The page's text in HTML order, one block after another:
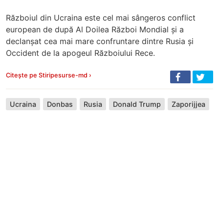
Războiul din Ucraina este cel mai sângeros conflict
european de după Al Doilea Război Mondial și a
declanșat cea mai mare confruntare dintre Rusia și
Occident de la apogeul Războiului Rece.
Citește pe Stiripesurse-md ›
Ucraina Donbas Rusia Donald Trump Zaporijjea